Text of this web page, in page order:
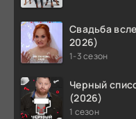
Свадьба
2026)
1-3 сезон
Черный
(2026)
1 сезон